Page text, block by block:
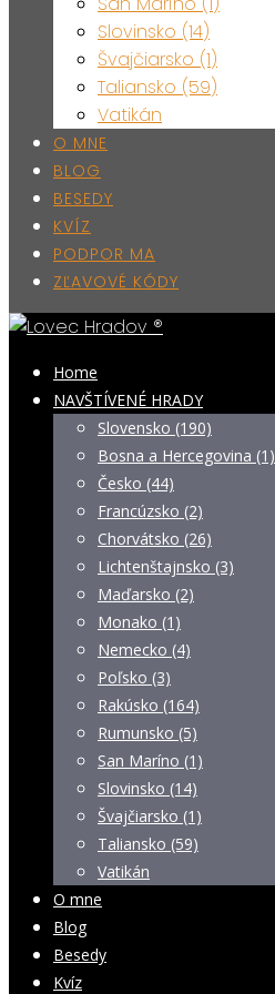
Slovinsko (14)
Švajčiarsko (1)
Taliansko (59)
Vatikán
O MNE
BLOG
BESEDY
KVÍZ
PODPOR MA
ZĽAVOVÉ KÓDY
Home
NAVŠTÍVENÉ HRADY
Slovensko (190)
Bosna a Hercegovina (1)
Česko (44)
Francúzsko (2)
Chorvátsko (26)
Lichtenštajnsko (3)
Maďarsko (2)
Monako (1)
Nemecko (4)
Poľsko (3)
Rakúsko (164)
Rumunsko (5)
San Maríno (1)
Slovinsko (14)
Švajčiarsko (1)
Taliansko (59)
Vatikán
O mne
Blog
Besedy
Kvíz